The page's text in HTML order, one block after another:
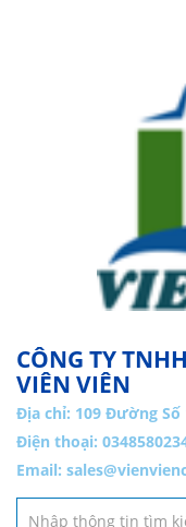
CÔNG TY
VIÊN VIÊN
Địa chỉ: 109 Đường Số
Điện thoại:
Email: